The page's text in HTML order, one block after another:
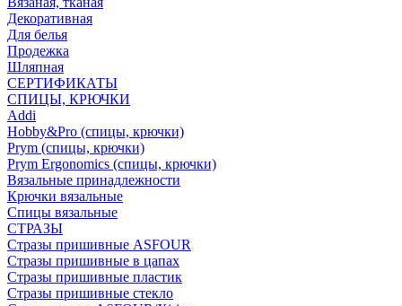
Декоративная
Для белья
Продежка
Шляпная
СЕРТИФИКАТЫ
СПИЦЫ, КРЮЧКИ
Addi
Hobby&Pro (спицы, крючки)
Prym (спицы, крючки)
Prym Ergonomics (спицы, крючки)
Вязальные принадлежности
Крючки вязальные
Спицы вязальные
СТРАЗЫ
Стразы пришивные ASFOUR
Стразы пришивные в цапах
Стразы пришивные пластик
Стразы пришивные стекло